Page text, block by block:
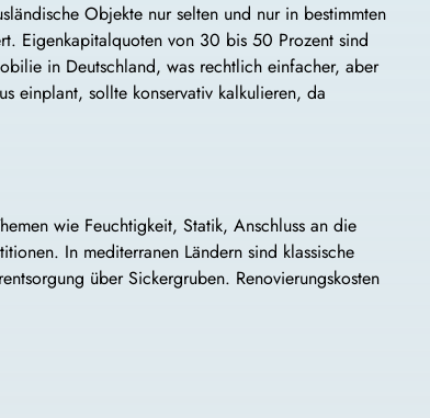
Objekte nur selten und nur in bestimmten
Eigenkapitalquoten von 30 bis 50 Prozent sind
in Deutschland, was rechtlich einfacher, aber
einplant, sollte konservativ kalkulieren, da
wie Feuchtigkeit, Statik, Anschluss an die
In mediterranen Ländern sind klassische
über Sickergruben. Renovierungskosten